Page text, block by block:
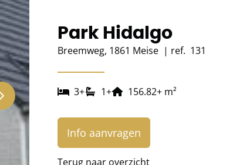
Park Hidalgo
Breemweg, 1861 Meise | ref. 131
3+ 1+ 156.82+ m²
Info aanvragen
Terug naar overzicht